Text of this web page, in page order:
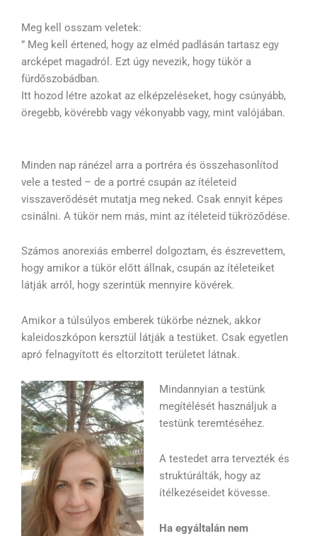
Meg kell osszam veletek:
” Meg kell értened, hogy az elméd padlásán tartasz egy
arcképet magadról. Ezt úgy nevezik, hogy tükör a
fürdőszobádban.
Itt hozod létre azokat az elképzeléseket, hogy csúnyább,
öregebb, kövérebb vagy vékonyabb vagy, mint valójában.
Minden nap ránézel arra a portréra és összehasonlítod
vele a tested – de a portré csupán az ítéleteid
visszaverődését mutatja meg neked. Csak ennyit képes
csinálni. A tükör nem más, mint az ítéleteid tükröződése.
Számos anorexiás emberrel dolgoztam, és észrevettem,
hogy amikor a tükör előtt állnak, csupán az ítéleteiket
látják arról, hogy szerintük mennyire kövérek.
Amikor a túlsúlyos emberek tükörbe néznek, akkor
kaleidoszkópon kersztül látják a testüket. Csak egyetlen
apró felnagyított és eltorzított területet látnak.
Mindannyian a testünk
megítélését használjuk a
testünk teremtéséhez.
A testedet arra tervezték és
struktúrálták, hogy az
ítélkezéseidet kövesse.
Ha egyáltalán nem